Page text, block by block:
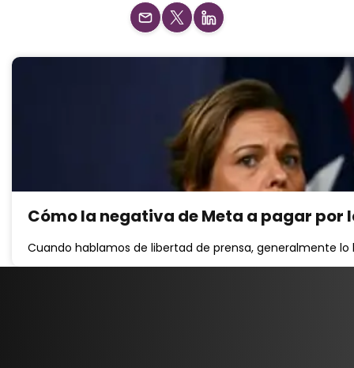
Cómo la negativa de Meta a pagar
Cuando hablamos de libertad de prensa, generalmente